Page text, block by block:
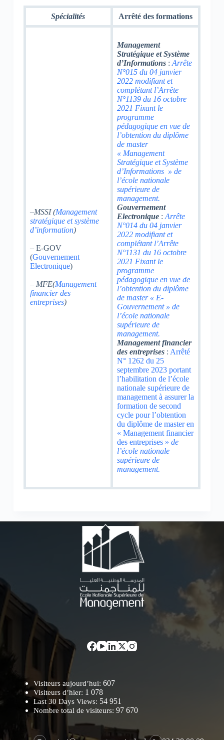
Spécialités Arrêté des formations
–MSSI (Management
stratégique et système
d’information)
– E-GOV
(Gouvernement
Electronique)
– MFE(Management
financier des
entreprises)
Management
Stratégique et Système
d’Informations: Arrête
N°015 du 04 janvier
2022 modifiant et
complétant l’Arrête
N°1139 du 16 octobre
2021 Fixant le
programme
pédagogique en vue de
l’obtention du diplôme
de master
« Management
Stratégique et Système
d’Informations » de
l’école nationale
supérieure de
management.
Gouvernement
Electronique: Arrête
N°014 du 04 janvier
2022 modifiant et
complétant l’Arrête
N°1131 du 16 octobre
2021 Fixant le
programme
pédagogique en vue de
l’obtention du diplôme
de master « E-
Gouvernement » de
l’école nationale
supérieure de
management.
Management financier
des entreprises : Arrêté
N° 1262 du 25
septembre 2023 portant
l’habilitation de l’école
nationale supérieure de
management à assurer la
formation de second
cycle pour l’obtention
du diplôme de master en
« Management financier
des entreprises » de
l’école nationale
supérieure de
management.
Visiteurs aujourd’hui: 607
Visiteurs d’hier: 1 078
Last 30 Days Views: 54 951
Nombre total de visiteurs: 97 670